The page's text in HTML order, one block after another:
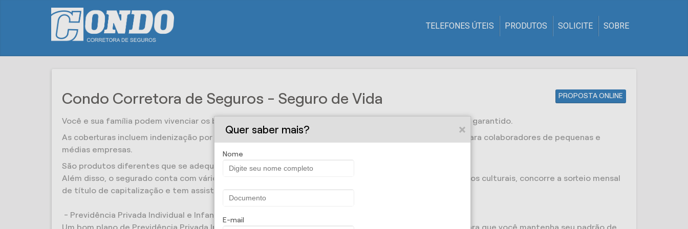
TELEFONES ÚTEIS PRODUTOS SOLICITE SOBRE
PROPOSTA ONLINE
Condo Corretora de Seguros - Seguro de Vida
Você e sua família podem vivenciar os bons momentos no presente, sabendo que o futuro também está garantido.
As coberturas incluem indenização por morte e por acidentes para pessoas físicas, para profissionais e para colaboradores de pequenas e
médias empresas.
São produtos diferentes que se adequam a diferentes perfis.
Além disso, o segurado conta com vários benefícios, como o Programa Bem Viver e descontos em eventos culturais, concorre a sorteio mensal
de título de capitalização e tem assistência em viagens.
- Previdência Privada Individual e Infantil e Pequenas e Médias Empresas
Um bom plano de Previdência Privada Individual garante a complementação da aposentaria no futuro, para que você mantenha seu padrão de
Quer saber mais?
Nome
E-mail